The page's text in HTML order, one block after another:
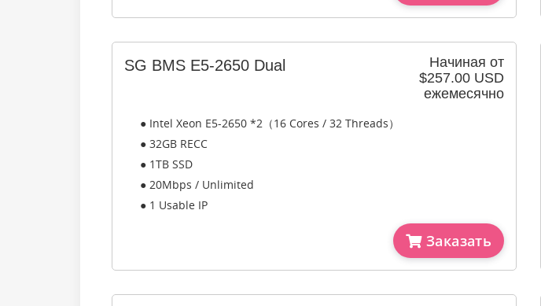
Начиная от
$257.00 USD
ежемесячно
SG BMS E5-2650 Dual
● Intel Xeon E5-2650 *2（16 Cores / 32 Threads）
● 32GB RECC
● 1TB SSD
● 20Mbps / Unlimited
● 1 Usable IP
Заказать